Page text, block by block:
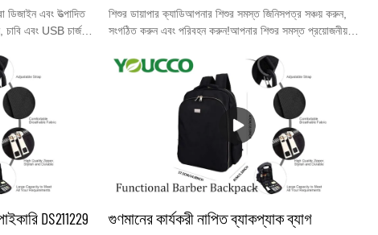
এবং উত্পাদিত
এবং USB চার্জ
5 দিনের মধ্যে
থাকে, pls মেইলের
+86
ক্যাডি সংগঠক
শিশুর ডায়াপার ক্যাডিআপনার শিশুর সমস্ত জিনিসপত্র সঞ্চয় করুন,
সংগঠিত করুন এবং পরিবহন করুন!আপনার শিশুর সমস্ত প্রয়োজনীয়
টোট ক্যাডি স্টোরেজ এবং সংগঠক শিশুর ডায়াপার, বোতল, শিশুর মোছা,
শিশুর বিব, শিশুর খেলনা, প্যাসিফায়ার এবং আরও অনেক কিছু রাখতে
পারে। মজবুত ক্যারি হ্যান্ডেল সহ, আপনি এই শিশুর ডায়াপার ক্যাডিটি
বাইরের কার্যকলাপ, বাড়িতে ব্যবহার বা ভ্রমণের জন্য ব্যবহার করতে
পারেন। এখন একটি ভাল উদ্ধৃতি এবং বিনামূল্যে নমুনা জন্য আমাদের
সাথে যোগাযোগ করুন.
DS211229
গুণমানের কার্যকরী নাপিত ব্যাকপ্যাক ব্যাগ